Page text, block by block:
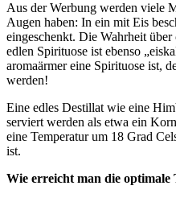
Aus der Werbung werden viele
Augen haben: In ein mit Eis
eingeschenkt. Die Wahrheit
edlen Spirituose ist ebenso
aromaärmer eine Spirituose ist,
werden!
Eine edles Destillat wie eine
serviert werden als etwa ein
eine Temperatur um 18 Grad
ist.
Wie erreicht man die optimale